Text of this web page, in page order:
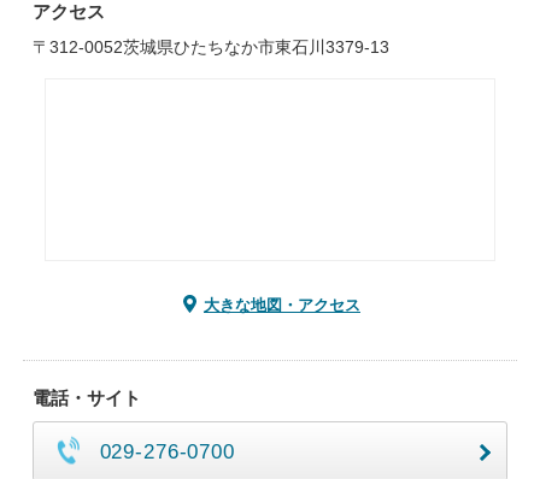
アクセス
〒312-0052茨城県ひたちなか市東石川3379-13
大きな地図・アクセス
電話・サイト
029-276-0700